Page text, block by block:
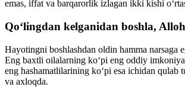
emas, iffat va barqarorlik izlagan ikki kishi
Qoʻlingdan kelganidan boshla,
Hayotingni boshlashdan oldin hamma narsaga
Eng baxtli oilalarning koʻpi eng oddiy
eng hashamatlilarining koʻpi esa ichidan
va axloqda.